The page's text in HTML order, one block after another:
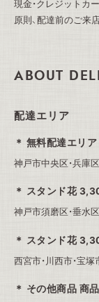
現金・クレジットカ
原則、配達前のご来
ABOUT
配達エリア
無料配達エリア
神戸市中央区・兵庫区
スタンド花
神戸市須磨区・垂水区
スタンド花
西宮市・川西市・宝塚
その他商品 商